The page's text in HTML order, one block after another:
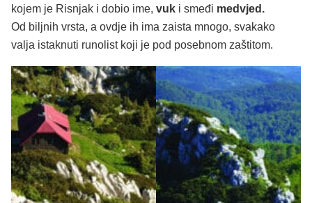
kojem je Risnjak i dobio ime, vuk i smeđi medvjed.
Od biljnih vrsta, a ovdje ih ima zaista mnogo, svakako
valja istaknuti runolist koji je pod posebnom zaštitom.